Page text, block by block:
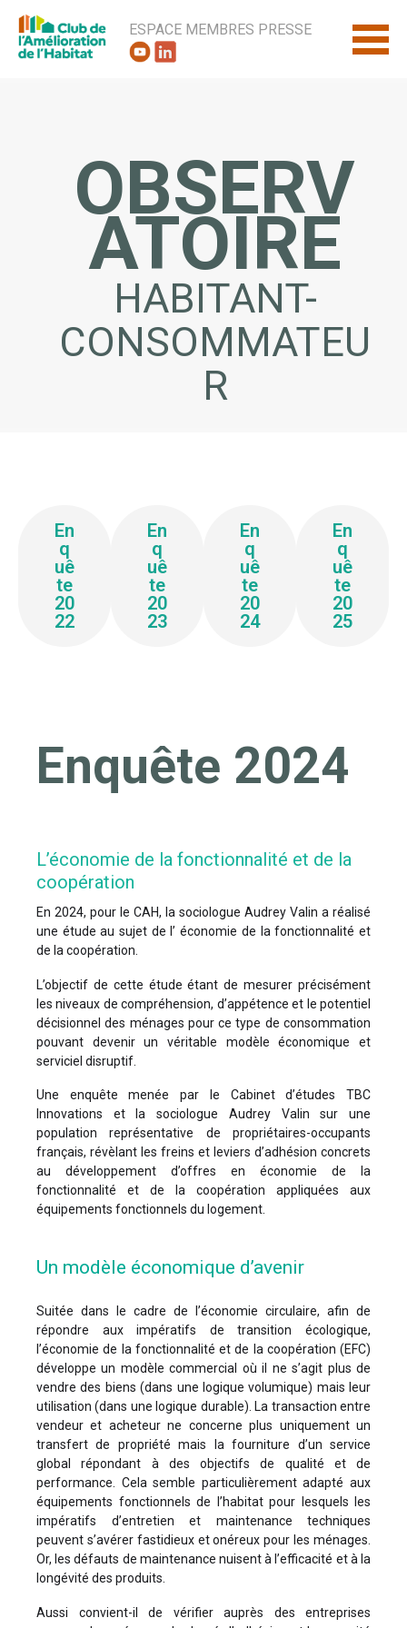
ESPACE MEMBRES PRESSE
OBSERV
ATOIRE
HABITANT-
CONSOMMATEU
R
En
q
uê
te
20
22
En
q
uê
te
20
23
En
q
uê
te
20
24
En
q
uê
te
20
25
Enquête 2024
L’économie de la fonctionnalité et de la
coopération
En 2024, pour le CAH, la sociologue Audrey Valin a réalisé
une étude au sujet de l’ économie de la fonctionnalité et
de la coopération.
L’objectif de cette étude étant de mesurer précisément
les niveaux de compréhension, d’appétence et le potentiel
décisionnel des ménages pour ce type de consommation
pouvant devenir un véritable modèle économique et
serviciel disruptif.
Une enquête menée par le Cabinet d’études TBC
Innovations et la sociologue Audrey Valin sur une
population représentative de propriétaires-occupants
français, révèlant les freins et leviers d’adhésion concrets
au développement d’offres en économie de la
fonctionnalité et de la coopération appliquées aux
équipements fonctionnels du logement.
Un modèle économique d’avenir
Suitée dans le cadre de l’économie circulaire, afin de
répondre aux impératifs de transition écologique,
l’économie de la fonctionnalité et de la coopération (EFC)
développe un modèle commercial où il ne s’agit plus de
vendre des biens (dans une logique volumique) mais leur
utilisation (dans une logique durable). La transaction entre
vendeur et acheteur ne concerne plus uniquement un
transfert de propriété mais la fourniture d’un service
global répondant à des objectifs de qualité et de
performance. Cela semble particulièrement adapté aux
équipements fonctionnels de l’habitat pour lesquels les
impératifs d’entretien et maintenance techniques
peuvent s’avérer fastidieux et onéreux pour les ménages.
Or, les défauts de maintenance nuisent à l’efficacité et à la
longévité des produits.
Aussi convient-il de vérifier auprès des entreprises